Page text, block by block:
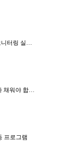
니터링 실…
채워야 합…
프로그램